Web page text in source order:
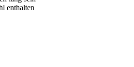
enthalten